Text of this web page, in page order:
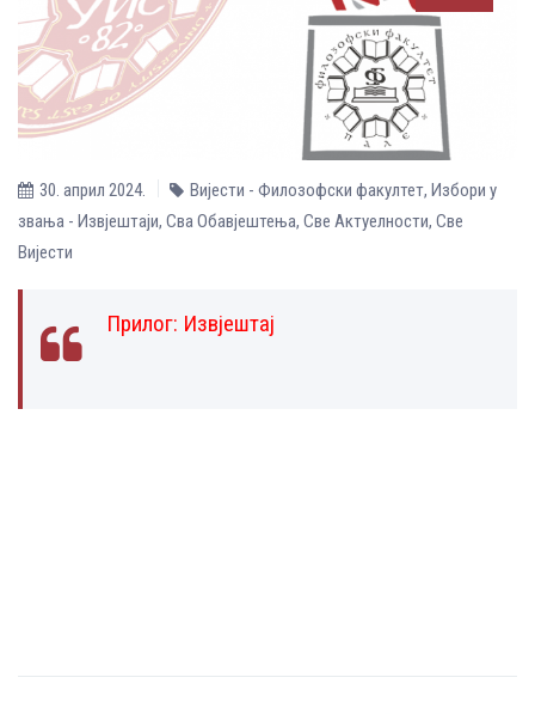
30. април 2024. Вијести - Филозофски факултет, Избори у
звања - Извјештаји, Сва Обавјештења, Све Aктуелности, Све
Вијести
Прилог: Извјештај